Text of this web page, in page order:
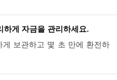
하게 자금을 관리하세요.
게 보관하고 몇 초 만에 환전하